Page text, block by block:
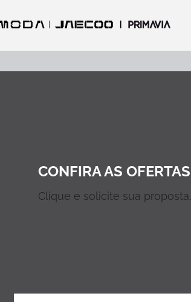
CONFIRA AS OFERTAS
Clique e solicite sua proposta.